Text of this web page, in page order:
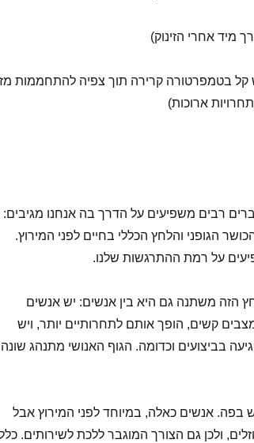
מיד אחרי הזינוק)
קל בטמפרטורה קרירה תוך צפיה להתחממות
ארוכות)
רבים משפיעים על הדרך בה אנחנו מגיבים:
הגופני והלחץ הכללי בחיים לפני המירוץ.
על רמת ההתרגשות שלנו.
הזה משתנה גם היא בין אנשים: יש אנשים
קשים, הופך אותם לתחרותיים יותר, ויש
בביצועים וכדומה. הגוף האנושי מתנהג שונה
בפה. אנשים כאלה, במיוחד לפני המירוץ אבל
ולכן גם הצורך המוגבר ללכת לשירותים.